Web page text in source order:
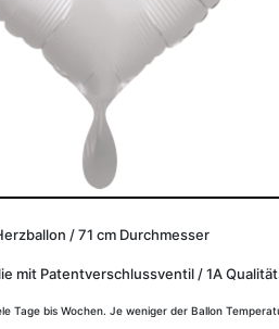
/ 71 cm Durchmesser
mit Patentverschlussventil / 1A
Tage bis Wochen. Je weniger der Ballon